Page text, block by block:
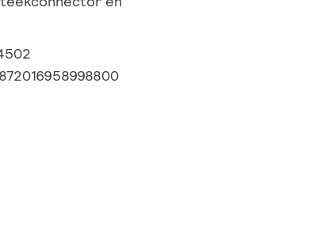
872016958998800